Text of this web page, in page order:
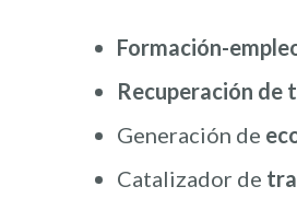
Formación-
Recuperación
Generación de
Catalizador de